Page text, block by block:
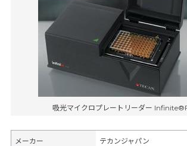
吸光マイクロプレートリーダー
メーカー テカンジャパン